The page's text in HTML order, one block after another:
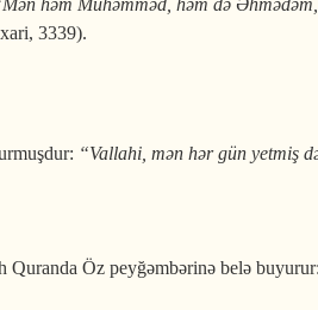
həm Muhəmməd, həm də
3339).
“Vallahi, mən hər gün yetmiş
Quranda Öz peyğəmbərinə belə buyurur: